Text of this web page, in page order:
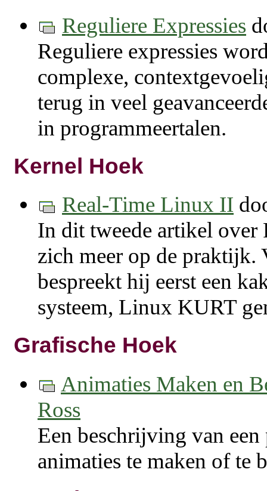
Reguliere Expressies
Reguliere expressies
complexe,
terug in veel
in programmeertalen.
Kernel Hoek
Real-Time Linux II
In dit tweede artikel over
zich meer op de praktijk.
bespreekt hij eerst een
systeem, Linux KURT
Grafische Hoek
Animaties Maken en
Ross
Een beschrijving van
animaties te maken of te